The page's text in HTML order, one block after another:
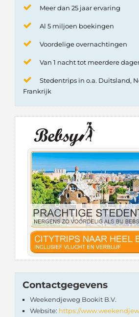
Meer dan 25 jaar ervaring
Al 5 miljoen boekingen
Voordelige overnachtingen
Van 1 nacht tot meerdere
Stedentrips in o.a. Duitsland,
Frankrijk
Contactgegevens
Weekendjeweg Bookit B.V.
Website: https://